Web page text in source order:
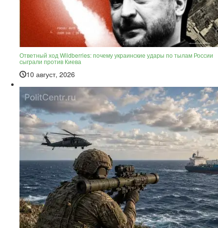
Ответный ход Wildberries: почему украинские удары по тылам России
сыграли против Киева
10 август, 2026